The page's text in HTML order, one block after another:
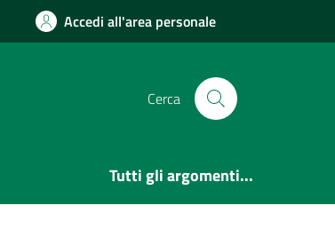
Accedi all'area personale
Cerca
Tutti gli argomenti...